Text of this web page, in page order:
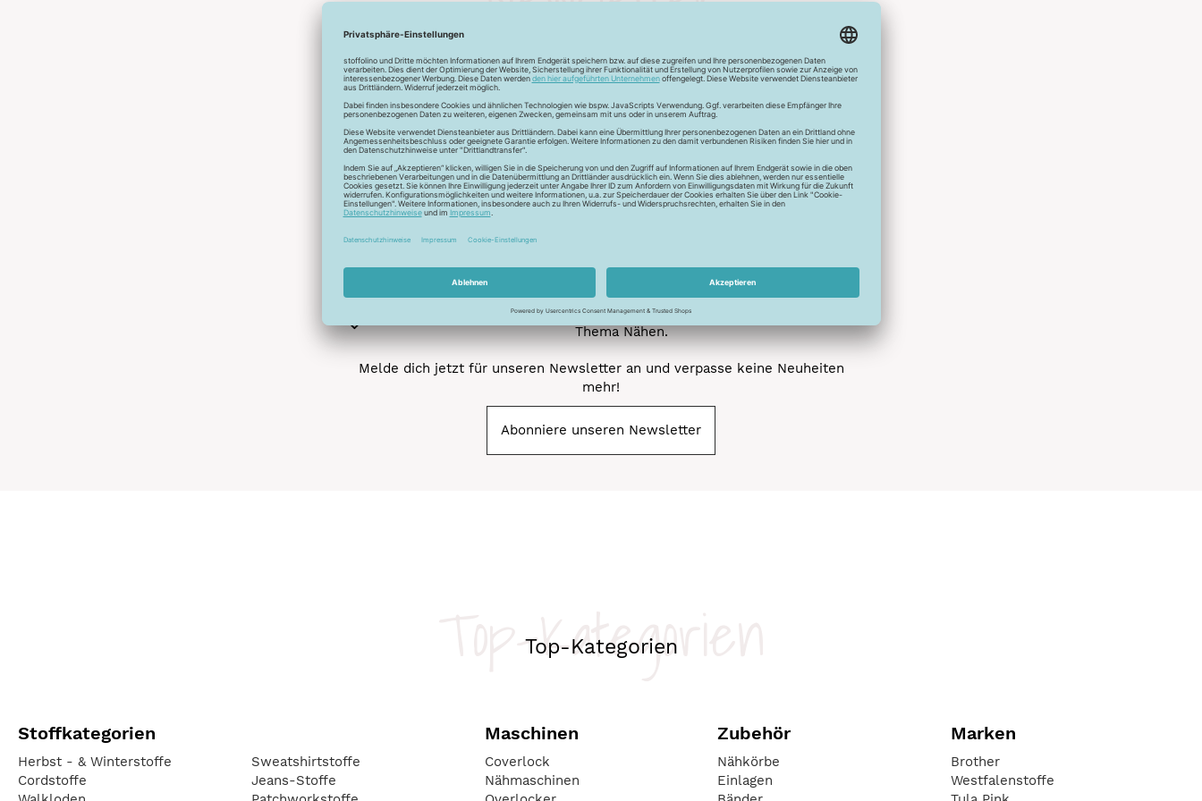
Abonniere jetzt unseren exklusiven Newsletter und profitiere von zahlreichen
Aktionen und Rabatte: Als Newsletter Abonnent erfährst du als erstes
von unseren Aktionen und Rabatten!
Neue Stoffe entdecken: Wir informieren dich regelmäßig über die
neuesten Stofftrends der Saison. Plane mit uns deine neuen
Nähprojekte.
Inspiration: Lass dich von unseren kreativen Ideen und Nähbeispielen
inspirieren! Wir teilen mit dir unsere DIY-Ideen und verraten dir die
Veranstaltungen: Kein Event ohne dich! Denn du erfährst vor allen
anderen von unseren geplanten Events.
Gewinnspiele: Sichere dir deine Chance auf tolle Preise rund um das
Thema Nähen.
Melde dich jetzt für unseren Newsletter an und verpasse keine Neuheiten
mehr!
Abonniere unseren Newsletter
Top-Kategorien
Top-Kategorien
Stoffkategorien
Herbst - & Winterstoffe
Cordstoffe
Sweatshirtstoffe
Jeans-Stoffe
Maschinen
Coverlock
Nähmaschinen
Zubehör
Nähkörbe
Einlagen
Marken
Brother
Westfalenstoffe